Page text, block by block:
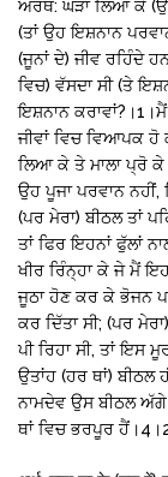
ਅਰਥ: ਘੜਾ ਲਿਆ ਕੇ
(ਤਾਂ ਉਹ ਇਸ਼ਨਾਨ
(ਜੂਨਾਂ ਦੇ) ਜੀਵ ਰਹਿੰਦੇ
ਵਿਚ) ਵੱਸਦਾ ਸੀ (ਤੇ
ਇਸ਼ਨਾਨ
ਜੀਵਾਂ ਵਿਚ ਵਿਆਪਕ
ਲਿਆ ਕੇ ਤੇ ਮਾਲਾ ਪ੍ਰੋ ਕੇ
ਉਹ ਪੂਜਾ ਪਰਵਾਨ ਨਹੀਂ,
(ਪਰ ਮੇਰਾ) ਬੀਠਲ ਤਾਂ
ਤਾਂ ਫਿਰ ਇਹਨਾਂ ਫੁੱਲਾਂ
ਖੀਰ ਰਿੰਨ੍ਹਾ ਕੇ ਜੇ ਮੈਂ
ਜੂਠਾ ਹੋਣ ਕਰ ਕੇ ਭੋਜਨ
ਕਰ ਦਿੱਤਾ ਸੀ; (ਪਰ
ਪੀ ਰਿਹਾ ਸੀ, ਤਾਂ ਇਸ
ਉਤਾਂਹ (ਹਰ ਥਾਂ) ਬੀਠਲ
ਨਾਮਦੇਵ ਉਸ ਬੀਠਲ ਅੱਗੇ
ਥਾਂ ਵਿਚ ਭਰਪੂਰ